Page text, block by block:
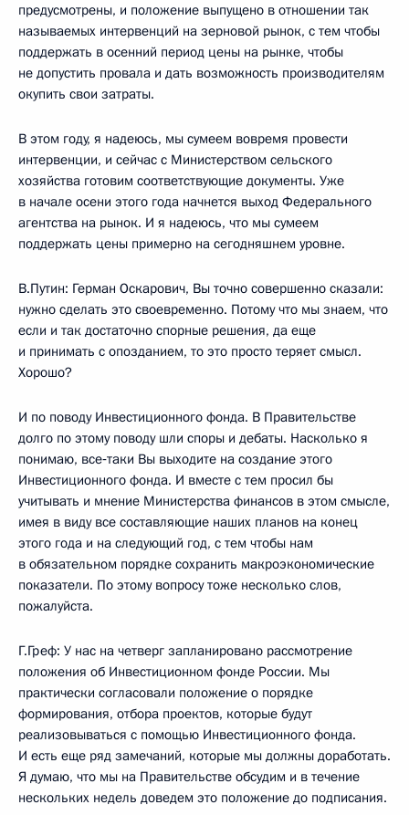
предусмотрены, и положение выпущено в отношении так
называемых интервенций на зерновой рынок, с тем чтобы
поддержать в осенний период цены на рынке, чтобы
не допустить провала и дать возможность производителям
окупить свои затраты.
В этом году, я надеюсь, мы сумеем вовремя провести
интервенции, и сейчас с Министерством сельского
хозяйства готовим соответствующие документы. Уже
в начале осени этого года начнется выход Федерального
агентства на рынок. И я надеюсь, что мы сумеем
поддержать цены примерно на сегодняшнем уровне.
В.Путин: Герман Оскарович, Вы точно совершенно сказали:
нужно сделать это своевременно. Потому что мы знаем, что
если и так достаточно спорные решения, да еще
и принимать с опозданием, то это просто теряет смысл.
Хорошо?
И по поводу Инвестиционного фонда. В Правительстве
долго по этому поводу шли споры и дебаты. Насколько я
понимаю, все‑таки Вы выходите на создание этого
Инвестиционного фонда. И вместе с тем просил бы
учитывать и мнение Министерства финансов в этом смысле,
имея в виду все составляющие наших планов на конец
этого года и на следующий год, с тем чтобы нам
в обязательном порядке сохранить макроэкономические
показатели. По этому вопросу тоже несколько слов,
пожалуйста.
Г.Греф: У нас на четверг запланировано рассмотрение
положения об Инвестиционном фонде России. Мы
практически согласовали положение о порядке
формирования, отбора проектов, которые будут
реализовываться с помощью Инвестиционного фонда.
И есть еще ряд замечаний, которые мы должны доработать.
Я думаю, что мы на Правительстве обсудим и в течение
нескольких недель доведем это положение до подписания.